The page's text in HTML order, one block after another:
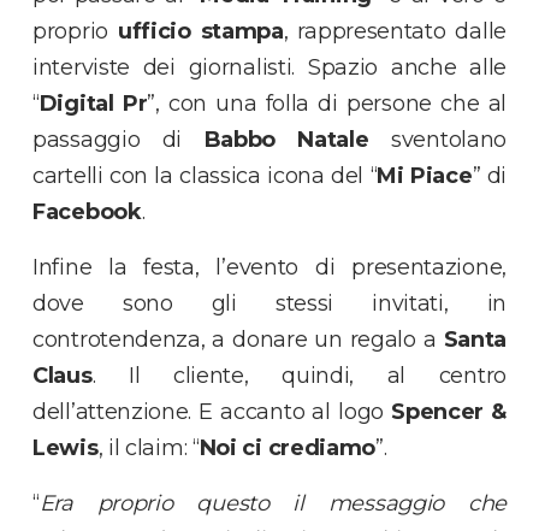
proprio ufficio stampa, rappresentato dalle
interviste dei giornalisti. Spazio anche alle
“Digital Pr”, con una folla di persone che al
passaggio di Babbo Natale sventolano
cartelli con la classica icona del “Mi Piace” di
Facebook.
Infine la festa, l’evento di presentazione,
dove sono gli stessi invitati, in
controtendenza, a donare un regalo a Santa
Claus. Il cliente, quindi, al centro
dell’attenzione. E accanto al logo Spencer &
Lewis, il claim: “Noi ci crediamo”.
“Era proprio questo il messaggio che